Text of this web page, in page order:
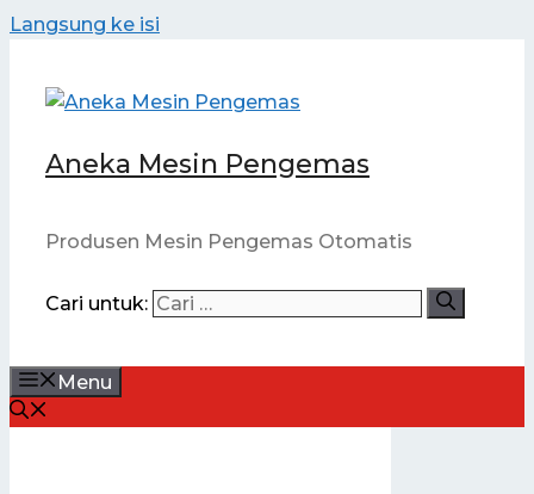
Langsung ke isi
Aneka Mesin Pengemas
Produsen Mesin Pengemas Otomatis
Cari untuk:
Menu